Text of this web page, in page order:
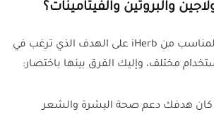
والبروتين والفيتامينات؟
يعتمد اختيار المنتج المناسب من iHerb على الهدف الذي ترغب في
مختلف، وإليك الفرق بينها باختصار:
كان هدفك دعم صحة البشرة والشعر